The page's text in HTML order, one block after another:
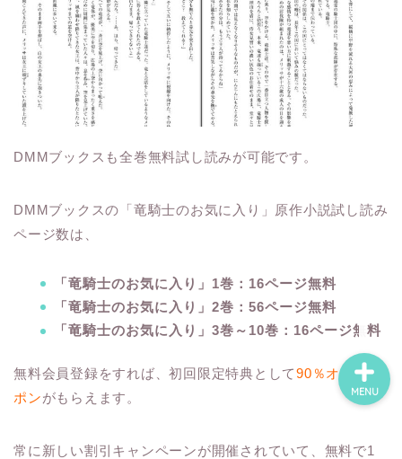
DMMブックスも全巻無料試し読みが可能です。
DMMブックスの「竜騎士のお気に入り」原作小説試し読み
ページ数は、
「竜騎士のお気に入り」1巻：16ページ無料
「竜騎士のお気に入り」2巻：56ページ無料
「竜騎士のお気に入り」3巻～10巻：16ページ無料
無料会員登録をすれば、初回限定特典として90％オフクー
ポンがもらえます。
常に新しい割引キャンペーンが開催されていて、無料で1
MENU
ホーム
無料で読める漫画・小説